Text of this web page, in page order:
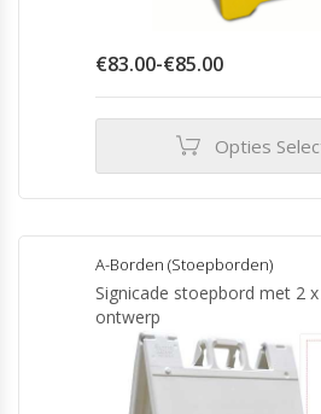
€83.00-€85.00Prijsklasse:
€85.00
Opties
heeft
meerdere
variaties.
Deze
optie
gekozen
worden
A-Borden (Stoepborden)
Signicade stoepbord met 2
ontwerp